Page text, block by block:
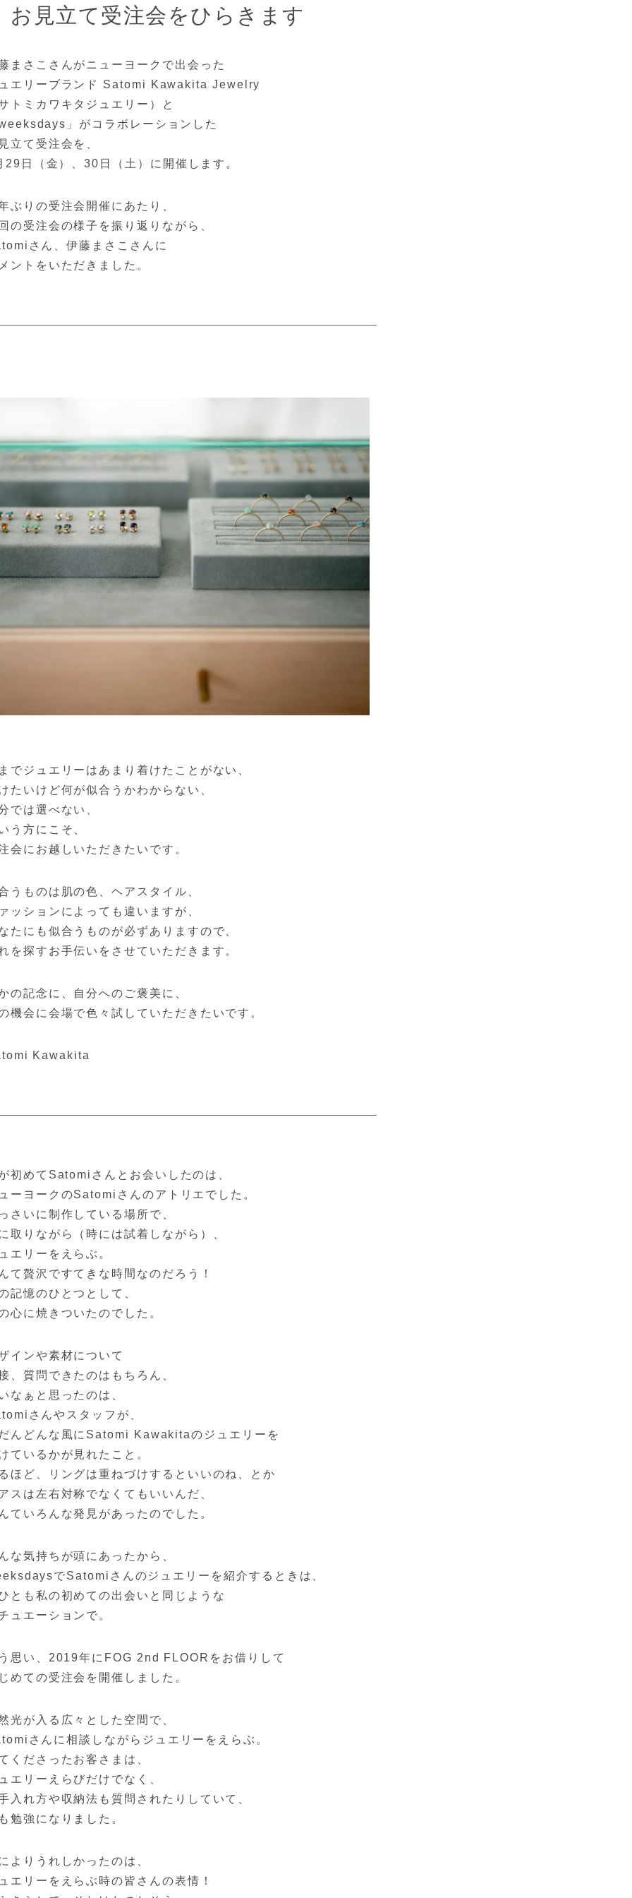
お見立て受注会をひらきます
まさこさんがニューヨークで出会った
エリーブランド Satomi Kawakita Jewelry
サトミカワキタジュエリー）と
weeksdays」がコラボレーションした
立て受注会を、
29日（金）、30日（土）に開催します。
ぶりの受注会開催にあたり、
の受注会の様子を振り返りながら、
さん、伊藤まさこさんに
ントをいただきました。
でジュエリーはあまり着けたことがない、
たいけど何が似合うかわからない、
では選べない、
う方にこそ、
会にお越しいただきたいです。
うものは肌の色、ヘアスタイル、
ッションによっても違いますが、
たにも似合うものが必ずありますので、
を探すお手伝いをさせていただきます。
の記念に、自分へのご褒美に、
機会に会場で色々試していただきたいです。
Kawakita
初めてSatomiさんとお会いしたのは、
ーヨークのSatomiさんのアトリエでした。
さいに制作している場所で、
取りながら（時には試着しながら）、
エリーをえらぶ。
て贅沢ですてきな時間なのだろう！
記憶のひとつとして、
心に焼きついたのでした。
インや素材について
、質問できたのはもちろん、
なぁと思ったのは、
さんやスタッフが、
んどんな風にSatomi Kawakitaのジュエリーを
ているかが見れたこと。
ほど、リングは重ねづけするといいのね、とか
スは左右対称でなくてもいいんだ、
ていろんな発見があったのでした。
な気持ちが頭にあったから、
でSatomiさんのジュエリーを紹介するときは、
とも私の初めての出会いと同じような
ュエーションで。
思い、2019年にFOG 2nd FLOORをお借りして
めての受注会を開催しました。
光が入る広々とした空間で、
さんに相談しながらジュエリーをえらぶ。
くださったお客さまは、
エリーえらびだけでなく、
入れ方や収納法も質問されたりしていて、
勉強になりました。
よりうれしかったのは、
エリーをえらぶ時の皆さんの表情！